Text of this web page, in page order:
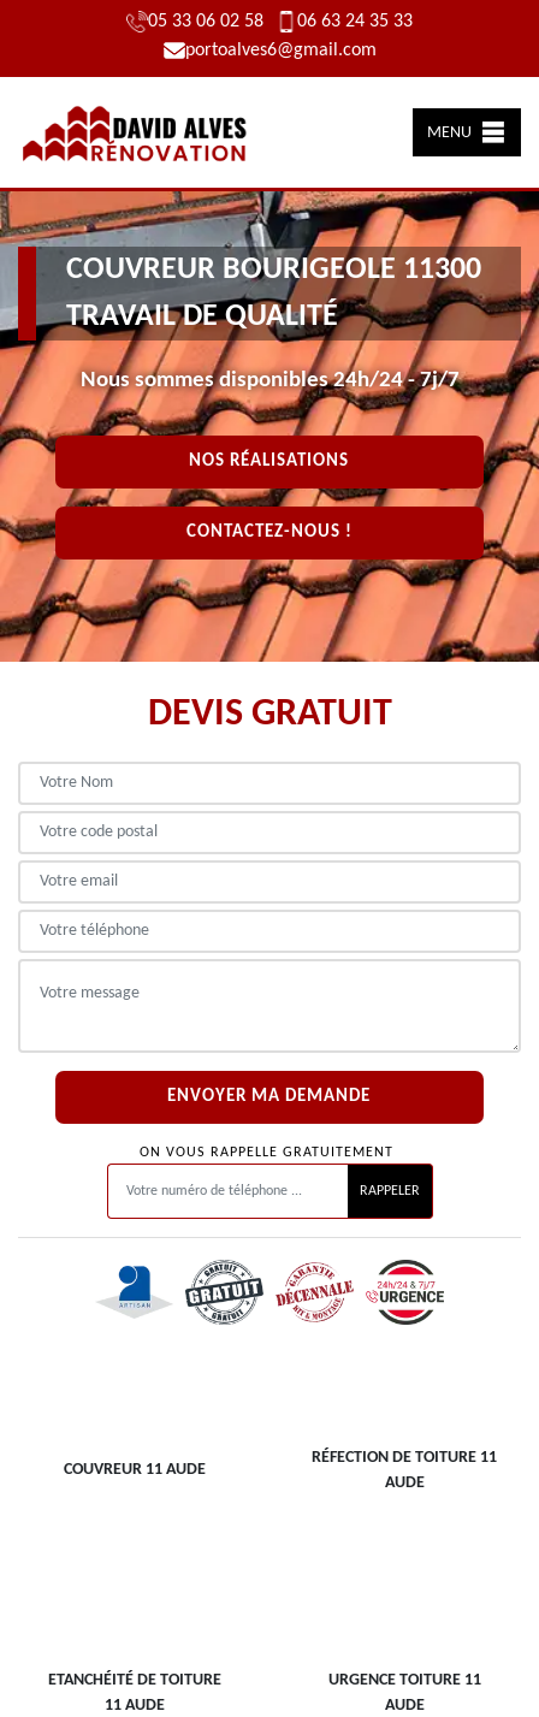
05 33 06 02 58
06 63 24 35 33
portoalves6@gmail.com
MENU
COUVREUR BOURIGEOLE 11300
TRAVAIL DE QUALITÉ
Nous sommes disponibles 24h/24 - 7j/7
NOS RÉALISATIONS
CONTACTEZ-NOUS !
DEVIS GRATUIT
ON VOUS RAPPELLE GRATUITEMENT
COUVREUR 11 AUDE
RÉFECTION DE TOITURE 11
AUDE
ETANCHÉITÉ DE TOITURE
11 AUDE
URGENCE TOITURE 11
AUDE